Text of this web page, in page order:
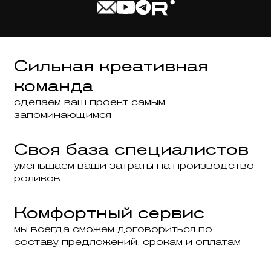
Сильная креативная
команда
сделаем ваш проект самым
запоминающимся
Своя база специалистов
уменьшаем ваши затраты на производство
роликов
Комфортный сервис
мы всегда сможем договориться по
составу предложений, срокам и оплатам